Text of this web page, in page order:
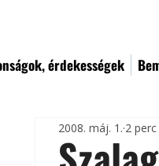
érdekességek
2008. máj. 1. 2